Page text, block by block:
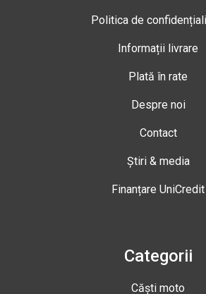
Politica de
Informații livrare
Plată în rate
Despre noi
Contact
Știri & media
Finanțare UniCredit
Categorii
Căști moto